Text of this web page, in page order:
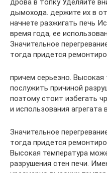
дымохода. держите их в
начнете разжигать печь
время года, ее
Значительное
тогда придется
причем серьезно.
послужить причиной
поэтому стоит избегать
и использования агрегата
Значительное
тогда придется
Высокая температура
разрушения стен печи.